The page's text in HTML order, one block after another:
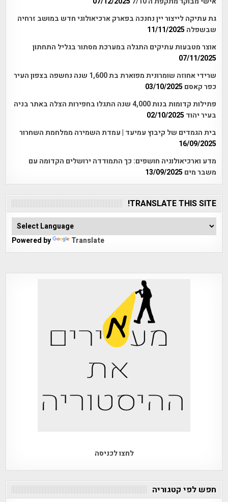
גת עתיקה לייצור יין נחנכה בפארק ארכיאולוגי חדש במושב זרחיה
שבשפלה 11/11/2025
אוצר מטבעות עתיקים התגלה במערכת מסתור בגליל התחתון
07/11/2025
שרידי אחוזה שומרונית מפוארת בת 1,600 שנה נחשפה בצפון העיר
כפר קאסם 03/10/2025
פתילות קדומות בנות 4,000 שנה התגלו בחפירות הצלה באתר בניה
בעיר יהוד 02/10/2025
בית הגמדים של קיבוץ עמיעד | עמדת השמירה ממלחמת השחרור
16/09/2025
מדע וארכיאולוגיה חושפים: כך התמודדה ירושלים הקדומה עם
משבר מים 13/09/2025
TRANSLATE THIS SITE!
Powered by Translate
לחצו לכניסה
חפש לפי קטגוריה